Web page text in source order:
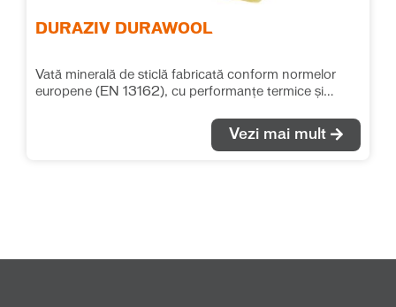
DURAZIV DURAWOOL
Vată minerală de sticlă fabricată conform normelor
europene (EN 13162), cu performanțe termice și
termice și fonice în toate tipurile de aplicații, fără ca
saltelele de vată să fie supuse unor solicitări mecanice
Vezi mai mult